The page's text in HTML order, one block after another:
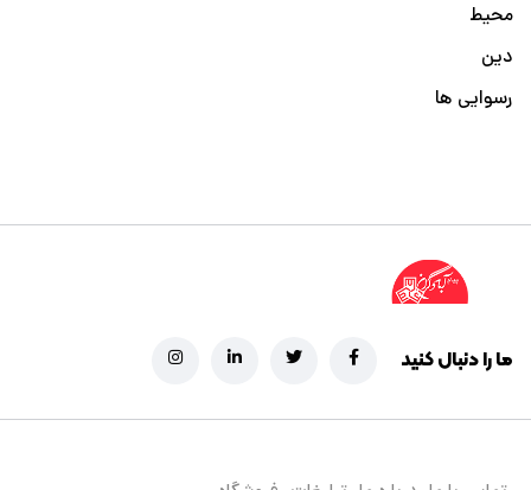
محیط
دین
رسوایی ها
ما را دنبال کنید